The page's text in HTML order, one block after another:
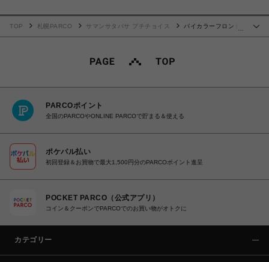
…
TOP 札幌PARCO サマンサタバサ プチチョイス
バイカラーフロント
PARCOポイント
全国のPARCOやONLINE PARCOで貯まる＆使える
ポケパル払い
初回登録＆お買物で最大1,500円分のPARCOポイント進呈
POCKET PARCO（公式アプリ）
コイン＆クーポンでPARCOでのお買い物がオトクに
カテゴリー